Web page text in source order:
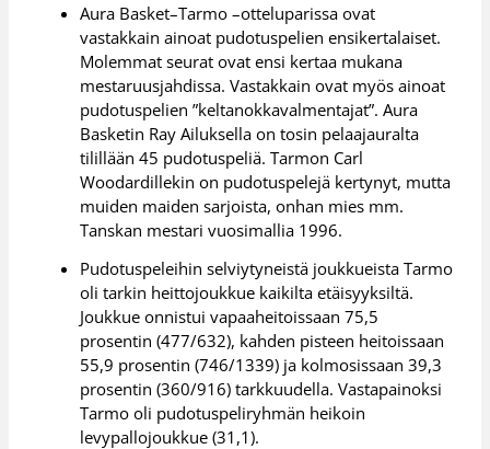
Aura Basket–Tarmo –otteluparissa ovat
vastakkain ainoat pudotuspelien ensikertalaiset.
Molemmat seurat ovat ensi kertaa mukana
mestaruusjahdissa. Vastakkain ovat myös ainoat
pudotuspelien ”keltanokkavalmentajat”. Aura
Basketin Ray Ailuksella on tosin pelaajauralta
tilillään 45 pudotuspeliä. Tarmon Carl
Woodardillekin on pudotuspelejä kertynyt, mutta
muiden maiden sarjoista, onhan mies mm.
Tanskan mestari vuosimallia 1996.
Pudotuspeleihin selviytyneistä joukkueista Tarmo
oli tarkin heittojoukkue kaikilta etäisyyksiltä.
Joukkue onnistui vapaaheitoissaan 75,5
prosentin (477/632), kahden pisteen heitoissaan
55,9 prosentin (746/1339) ja kolmosissaan 39,3
prosentin (360/916) tarkkuudella. Vastapainoksi
Tarmo oli pudotuspeliryhmän heikoin
levypallojoukkue (31,1).